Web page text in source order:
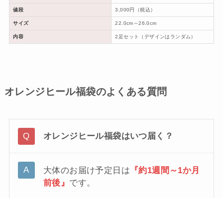
値段 3,000円（税込）
サイズ 22.0cm～26.0cm
内容 2足セット（デザインはランダム）
オレンジヒール福袋のよくある質問
オレンジヒール福袋はいつ届く？
大体のお届け予定日は 『約1週間～1か月
前後』 です。